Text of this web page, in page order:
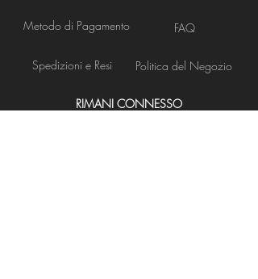
Metodo di Pagamento
Spedizioni e Resi
FAQ
Politica del Negozio
RIMANI CONNESSO